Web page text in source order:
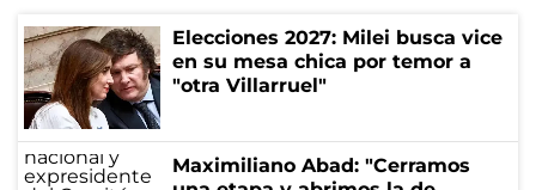
Elecciones 2027: Milei busca vice
en su mesa chica por temor a
"otra Villarruel"
Maximiliano Abad: "Cerramos